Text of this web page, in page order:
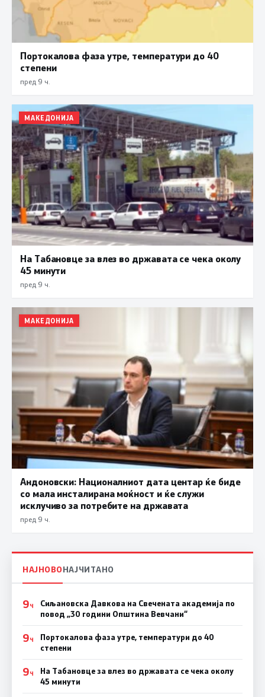
Портокалова фаза утре, температури до 40
степени
пред 9 ч.
МАКЕДОНИЈА
На Табановце за влез во државата се чека околу
45 минути
пред 9 ч.
МАКЕДОНИЈА
Андоновски: Националниот дата центар ќе биде
со мала инсталирана моќност и ќе служи
исклучиво за потребите на државата
пред 9 ч.
НАЈНОВОНАЈЧИТАНО
9Ч
Сиљановска Давкова на Свечената академија по
повод „30 години Општина Вевчани“
9Ч
Портокалова фаза утре, температури до 40
степени
9Ч
На Табановце за влез во државата се чека околу
45 минути